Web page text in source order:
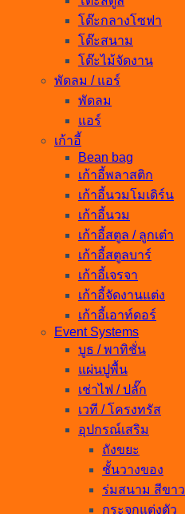
โต๊ะกลางโซฟา
โต๊ะสนาม
โต๊ะไม้จัดงาน
พัดลม / แอร์
พัดลม
แอร์
เก้าอี้
Bean bag
เก้าอี้พลาสติก
เก้าอี้นวมโมเดิร์น
เก้าอี้นวม
เก้าอี้สตูล / ลูกเต๋า
เก้าอี้สตูลบาร์
เก้าอี้เจรจา
เก้าอี้จัดงานแต่ง
เก้าอี้เอาท์ดอร์
Event Systems
บูธ / พาทิชั่น
แผ่นปูพื้น
เช่าไฟ / ปลั๊ก
เวที / โครงทรัส
อุปกรณ์เสริม
ถังขยะ
ชั้นวางของ
ร่มสนาม สีขาว
กระจกแต่งตัว